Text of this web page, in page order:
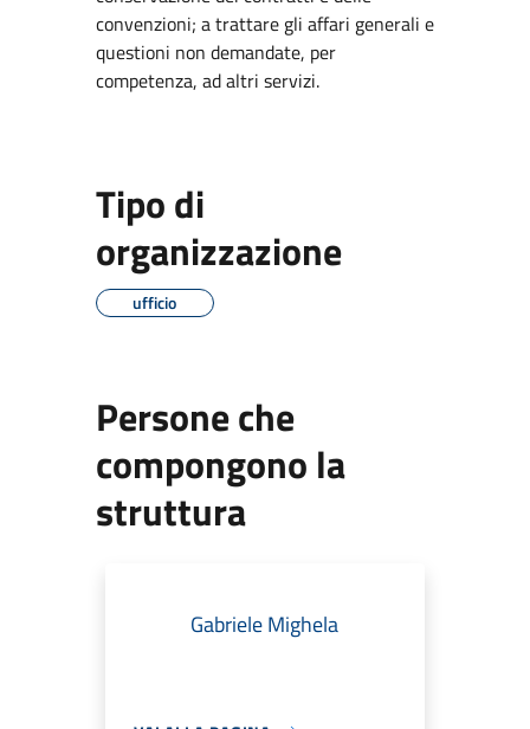
convenzioni; a trattare gli affari generali e
questioni non demandate, per
competenza, ad altri servizi.
Tipo di
organizzazione
ufficio
Persone che
compongono la
struttura
Gabriele Mighela